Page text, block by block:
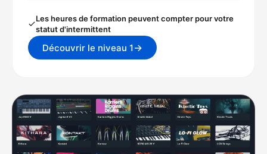
Les heures de formation peuvent compter pour votre
statut d'intermittent
Découvrir le niveau 1→